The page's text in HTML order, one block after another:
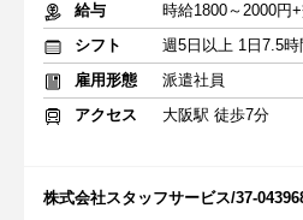
給与
時給1800～2000円
シフト
週5日以上 1日7.5
雇用形態
派遣社員
アクセス
大阪駅 徒歩7分
株式会社スタッフサービス/37-